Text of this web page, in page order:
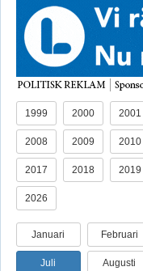
1999 2000 2001
2008 2009 2010
2017 2018 2019
2026
Januari Februari
Juli Augusti